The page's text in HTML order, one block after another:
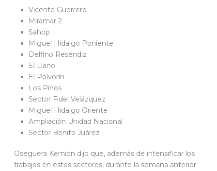
Vicente Guerrero
Miramar 2
Sahop
Miguel Hidalgo Poniente
Delfino Reséndiz
El Llano
El Polvorín
Los Pinos
Sector Fidel Velázquez
Miguel Hidalgo Oriente
Ampliación Unidad Nacional
Sector Benito Juárez
Oseguera Kernion dijo que, además de intensificar los
trabajos en estos sectores, durante la semana anterior